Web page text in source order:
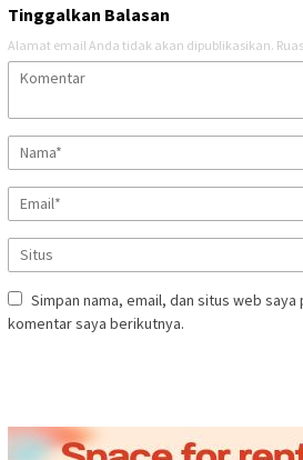
Tinggalkan Balasan
Alamat email Anda tidak akan dipublikasikan.
Simpan nama, email, dan situs web
komentar saya berikutnya.